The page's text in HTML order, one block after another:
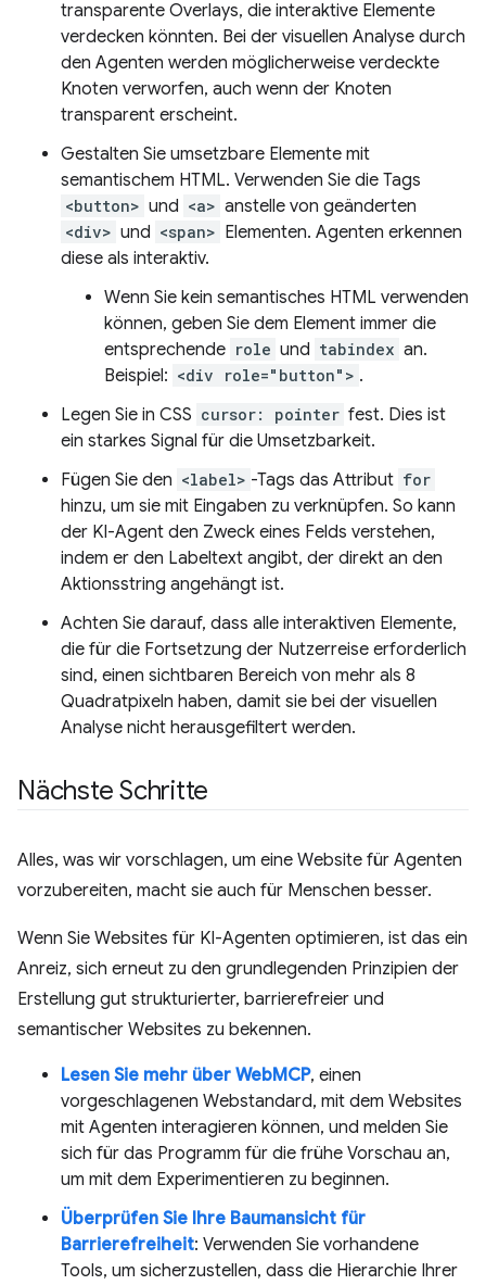
transparente Overlays, die interaktive Elemente
verdecken könnten. Bei der visuellen Analyse durch
den Agenten werden möglicherweise verdeckte
Knoten verworfen, auch wenn der Knoten
transparent erscheint.
Gestalten Sie umsetzbare Elemente mit
semantischem HTML. Verwenden Sie die Tags
<button> und <a> anstelle von geänderten
<div> und <span> Elementen. Agenten erkennen
diese als interaktiv.
Wenn Sie kein semantisches HTML verwenden
können, geben Sie dem Element immer die
entsprechende role und tabindex an.
Beispiel: <div role="button"> .
Legen Sie in CSS cursor: pointer fest. Dies ist
ein starkes Signal für die Umsetzbarkeit.
Fügen Sie den <label> -Tags das Attribut for
hinzu, um sie mit Eingaben zu verknüpfen. So kann
der KI-Agent den Zweck eines Felds verstehen,
indem er den Labeltext angibt, der direkt an den
Aktionsstring angehängt ist.
Achten Sie darauf, dass alle interaktiven Elemente,
die für die Fortsetzung der Nutzerreise erforderlich
sind, einen sichtbaren Bereich von mehr als 8
Quadratpixeln haben, damit sie bei der visuellen
Analyse nicht herausgefiltert werden.
Nächste Schritte
Alles, was wir vorschlagen, um eine Website für Agenten
vorzubereiten, macht sie auch für Menschen besser.
Wenn Sie Websites für KI-Agenten optimieren, ist das ein
Anreiz, sich erneut zu den grundlegenden Prinzipien der
Erstellung gut strukturierter, barrierefreier und
semantischer Websites zu bekennen.
Lesen Sie mehr über WebMCP, einen
vorgeschlagenen Webstandard, mit dem Websites
mit Agenten interagieren können, und melden Sie
sich für das Programm für die frühe Vorschau an,
um mit dem Experimentieren zu beginnen.
Überprüfen Sie Ihre Baumansicht für
Barrierefreiheit: Verwenden Sie vorhandene
Tools, um sicherzustellen, dass die Hierarchie Ihrer